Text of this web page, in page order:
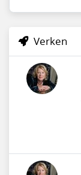
Verken